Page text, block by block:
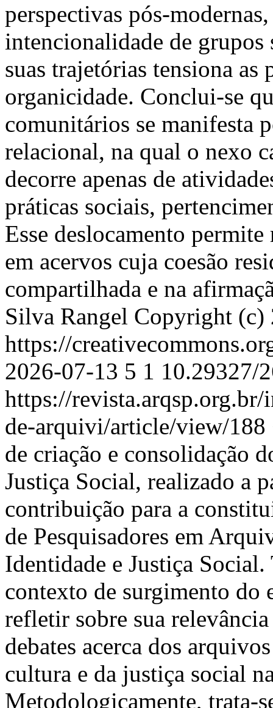
perspectivas pós-
intencionalidade de grupos
suas trajetórias tensiona as
organicidade. Conclui-se
comunitários se manifesta
relacional, na qual o nexo
decorre apenas de
práticas sociais,
Esse deslocamento
em acervos cuja coesão
compartilhada e na
Silva Rangel Copyright (c)
https://
2026-07-13 5 1 10.29327/
https://revista.arqsp.org.br/
de-arquivi/article/view/188
de criação e consolidação
Justiça Social, realizado a
contribuição para a
de Pesquisadores em
Identidade e Justiça
contexto de surgimento do
refletir sobre sua
debates acerca dos
cultura e da justiça social
Metodologicamente, trata-